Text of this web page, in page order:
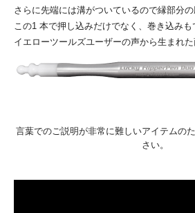
さらに先端には溝がついているので縁部分の
この1 本で押し込みだけでなく、巻き込みも
イエローツールズユーザーの声から生まれた
言葉でのご説明が非常に難しいアイテムの
さい。